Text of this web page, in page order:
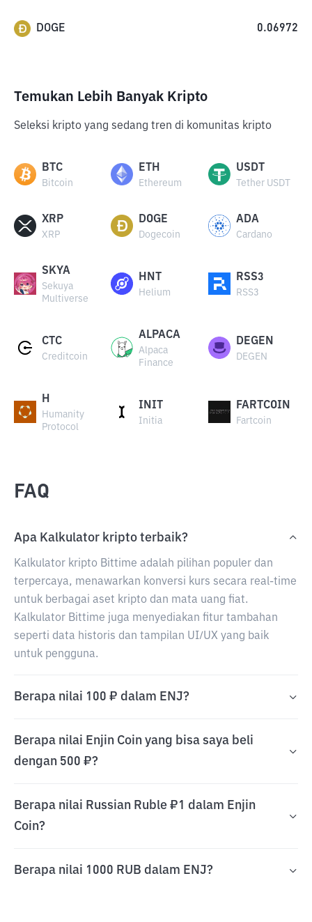
DOGE 0.06972
Temukan Lebih Banyak Kripto
Seleksi kripto yang sedang tren di komunitas kripto
BTC
Bitcoin
ETH
Ethereum
USDT
Tether USDT
XRP
XRP
DOGE
Dogecoin
ADA
Cardano
SKYA
Sekuya
Multiverse
HNT
Helium
RSS3
RSS3
CTC
Creditcoin
ALPACA
Alpaca
Finance
DEGEN
DEGEN
H
Humanity
Protocol
INIT
Initia
FARTCOIN
Fartcoin
FAQ
Apa Kalkulator kripto terbaik?
Kalkulator kripto Bittime adalah pilihan populer dan
terpercaya, menawarkan konversi kurs secara real-time
untuk berbagai aset kripto dan mata uang fiat.
Kalkulator Bittime juga menyediakan fitur tambahan
seperti data historis dan tampilan UI/UX yang baik
untuk pengguna.
Berapa nilai 100 ₽ dalam ENJ?
Berapa nilai Enjin Coin yang bisa saya beli
dengan 500 ₽?
Berapa nilai Russian Ruble ₽1 dalam Enjin
Coin?
Berapa nilai 1000 RUB dalam ENJ?